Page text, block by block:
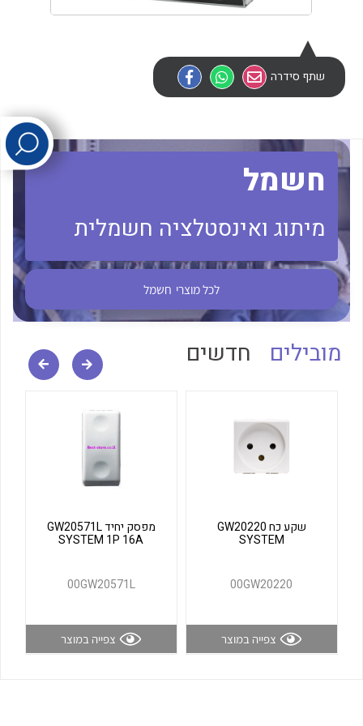
לכל מוצרי היצרן
לכל מוצרי היצרן
שתף סידרה
חשמל
מיתוג ואינסטלציה חשמלית
לכל מוצרי חשמל
מובילים חדשים
שקע כח GW20220
SYSTEM
00GW20220
צפייה במוצר
מפסק יחיד GW20571L
SYSTEM 1P 16A
00GW20571L
צפייה במוצר